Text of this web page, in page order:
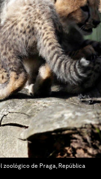
zoológico de Praga, República